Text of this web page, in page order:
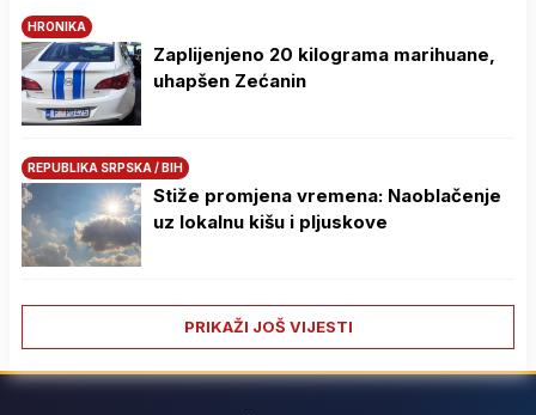
HRONIKA
Zaplijenjeno 20 kilograma marihuane,
uhapšen Zećanin
REPUBLIKA SRPSKA / BIH
Stiže promjena vremena: Naoblačenje
uz lokalnu kišu i pljuskove
PRIKAŽI JOŠ VIJESTI